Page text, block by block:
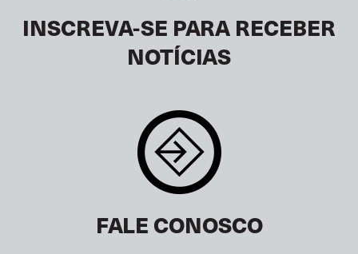
INSCREVA-SE PARA RECEBER
NOTÍCIAS
FALE CONOSCO